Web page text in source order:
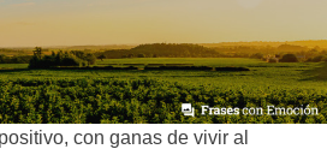
con ganas de vivir al